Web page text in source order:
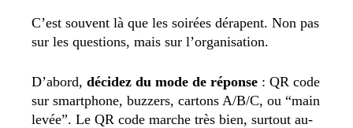
C’est souvent là que les soirées dérapent. Non pas
sur les questions, mais sur l’organisation.
D’abord, décidez du mode de réponse : QR code
sur smartphone, buzzers, cartons A/B/C, ou “main
levée”. Le QR code marche très bien, surtout au-